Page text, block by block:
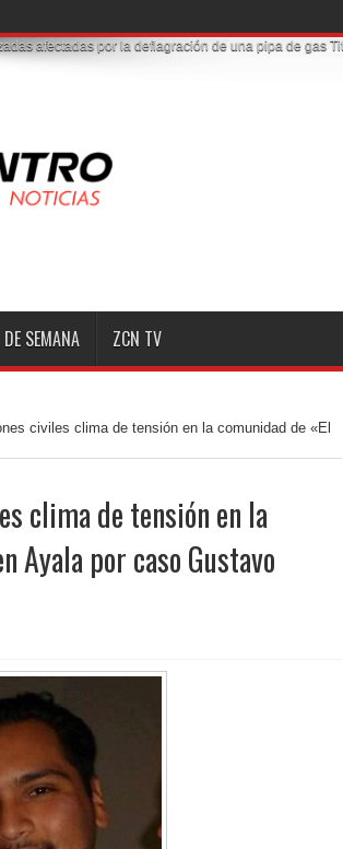
SEMANA ZCN TV
civiles clima de tensión en la comunidad de «El
clima de tensión en la
Ayala por caso Gustavo